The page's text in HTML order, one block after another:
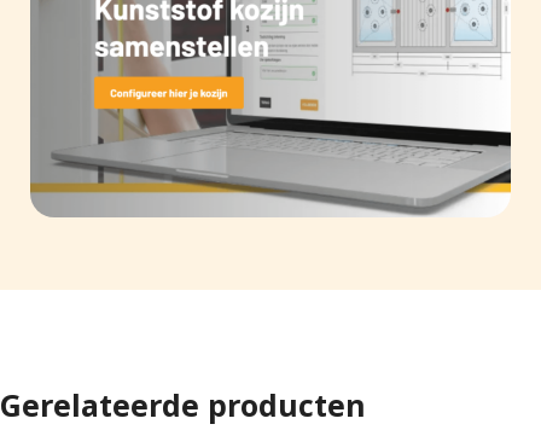
Gerelateerde producten